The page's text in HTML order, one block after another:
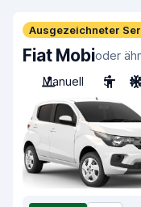
Ausgezeichneter
Fiat Mobioder
Manuell
5